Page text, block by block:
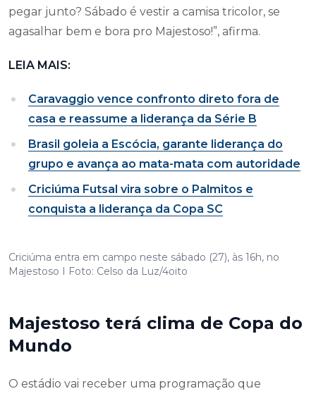
pegar junto? Sábado é vestir a camisa tricolor, se
agasalhar bem e bora pro Majestoso!”, afirma.
LEIA MAIS:
Caravaggio vence confronto direto fora de
casa e reassume a liderança da Série B
Brasil goleia a Escócia, garante liderança do
grupo e avança ao mata-mata com autoridade
Criciúma Futsal vira sobre o Palmitos e
conquista a liderança da Copa SC
Criciúma entra em campo neste sábado (27), às 16h, no
Majestoso I Foto: Celso da Luz/4oito
Majestoso terá clima de Copa do
Mundo
O estádio vai receber uma programação que